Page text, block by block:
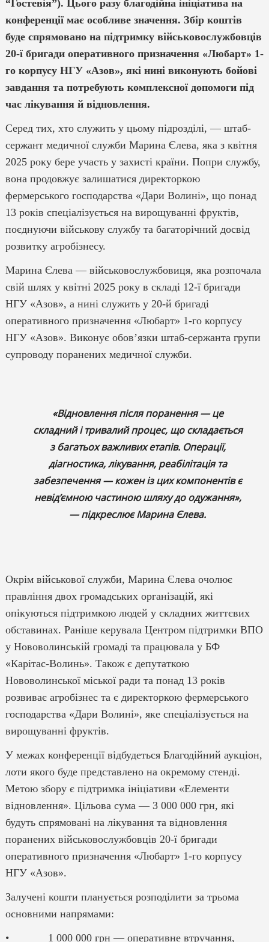
“Гостевія”). Цього разу благодійна ініціатива на
конференції має особливе значення. Збір коштів
буде спрямовано на підтримку військовослужбовців
20-ї бригади оперативного призначення «Любарт» 1-
го корпусу НГУ «Азов», які нині виконують бойові
завдання та потребують комплексної допомоги під
час лікування й відновлення.
Серед тих, хто служить у цьому підрозділі, — штаб-
сержант медичної служби Марина Єлева, яка з квітня
2025 року бере участь у захисті країни. Попри службу,
вона продовжує залишатися директоркою
фермерського господарства «Дари Волині», що понад
13 років спеціалізується на вирощуванні фруктів,
поєднуючи військову службу та багаторічний досвід
розвитку агробізнесу.
Марина Єлева — військовослужбовиця, яка розпочала
свій шлях у квітні 2025 року в складі 12-ї бригади
НГУ «Азов», а нині служить у 20-й бригаді
оперативного призначення «Любарт» 1-го корпусу
НГУ «Азов». Виконує обов’язки штаб-сержанта групи
супроводу поранених медичної служби.
«Відновлення після поранення — це
складний і тривалий процес, що складається
з багатьох важливих етапів. Операції,
діагностика, лікування, реабілітація та
забезпечення — кожен із цих компонентів є
невід’ємною частиною шляху до одужання»,
— підкреслює Марина Єлева.
Окрім військової служби, Марина Єлева очолює
правління двох громадських організацій, які
опікуються підтримкою людей у складних життєвих
обставинах. Раніше керувала Центром підтримки ВПО
у Нововолинській громаді та працювала у БФ
«Карітас-Волинь». Також є депутаткою
Нововолинської міської ради та понад 13 років
розвиває агробізнес та є директоркою фермерського
господарства «Дари Волині», яке спеціалізується на
вирощуванні фруктів.
У межах конференції відбудеться Благодійний аукціон,
лоти якого буде представлено на окремому стенді.
Метою збору є підтримка ініціативи «Елементи
відновлення». Цільова сума — 3 000 000 грн, які
будуть спрямовані на лікування та відновлення
поранених військовослужбовців 20-ї бригади
оперативного призначення «Любарт» 1-го корпусу
НГУ «Азов».
Залучені кошти планується розподілити за трьома
основними напрямами:
• 1 000 000 грн — оперативне втручання,